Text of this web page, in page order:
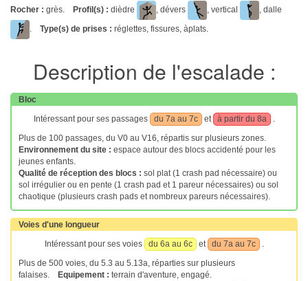
Rocher : grès. Profil(s) : dièdre , dévers , vertical
, dalle
. Type(s) de prises : réglettes, fissures, àplats.
Description de l'escalade :
Bloc
Intéressant pour ses passages
du 7a au 7c et à partir du 8a
.
Plus de 100 passages, du V0 au V16, répartis sur plusieurs zones.
Environnement du site : espace autour des blocs accidenté pour les
jeunes enfants.
Qualité de réception des blocs : sol plat (1 crash pad nécessaire) ou
sol irrégulier ou en pente (1 crash pad et 1 pareur nécessaires) ou sol
chaotique (plusieurs crash pads et nombreux pareurs nécessaires).
Voies d'une longueur
Intéressant pour ses voies
du 6a au 6c et du 7a au 7c
.
Plus de 500 voies, du 5.3 au 5.13a, réparties sur plusieurs
falaises.
Equipement : terrain d'aventure, engagé.